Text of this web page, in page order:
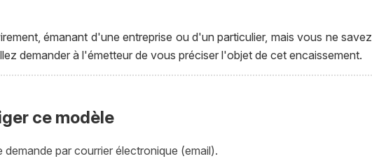
émanant d'une entreprise ou d'un particulier, mais vous ne savez
demander à l'émetteur de vous préciser l'objet de cet encaissement.
ce modèle
par courrier électronique (email).